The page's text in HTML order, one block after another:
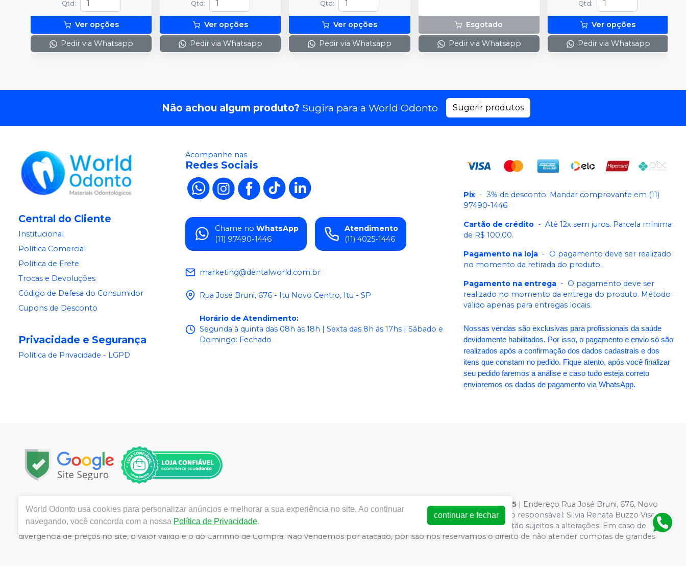
Qtd :
Ver opções
Pedir via Whatsapp
Qtd :
Ver opções
Pedir via Whatsapp
Qtd :
Ver opções
Pedir via Whatsapp
Esgotado
Pedir via Whatsapp
Qtd :
Ver opções
Pedir via Whatsapp
Não achou algum produto? Sugira para a World Odonto Sugerir produtos
Central do Cliente
Institucional
Política Comercial
Política de Frete
Trocas e Devoluções
Código de Defesa do Consumidor
Cupons de Desconto
Privacidade e Segurança
Política de Privacidade - LGPD
Acompanhe nas
Redes Sociais
Chame no WhatsApp
(11) 97490-1446
Atendimento
(11) 4025-1446
marketing@dentalworld.com.br
Rua José Bruni, 676 - Itu Novo Centro, Itu - SP
Horário de Atendimento:
Segunda à quinta das 08h às 18h | Sexta das 8h ás 17hs | Sábado e
Domingo: Fechado
Pix - 3% de desconto. Mandar comprovante em (11)
97490-1446
Cartão de crédito - Até 12x sem juros. Parcela mínima
de R$ 100,00.
Pagamento na loja - O pagamento deve ser realizado
no momento da retirada do produto.
Pagamento na entrega - O pagamento deve ser
realizado no momento da entrega do produto. Método
válido apenas para entregas locais.
Nossas vendas são exclusivas para profissionais da saúde
devidamente habilitados. Por isso, o pagamento e envio só são
realizados após a confirmação dos dados cadastrais e dos
itens que constam no pedido. Fique atento, após você finalizar
seu pedido faremos a análise e caso tudo esteja correto
enviaremos os dados de pagamento via WhatsApp.
Copyright © 2025 | Todos os direitos reservados | www.dentalworld.com.br | World Odonto & Med Eireli | CNPJ:03.454.363.0001-95 | Endereço Rua José Bruni, 676, Novo
Centro, Itu / SP | Autorizações de Funcionamento ANVISA - Medicamentos: 25352026619/2014-15 (AFE medicamentos) - Farmacêutico responsável: Silvia Renata Buzzo Visentin
Catozzi - CRF/SP 24.419 | Política de Privacidade e Segurança - Fotos meramente ilustrativas - Os preços e condições da loja virtual estão sujeitos a alterações. Em caso de
divergência de preços no site, o valor válido é o do Carrinho de Compra. Não vendemos por atacado, por isso nos reservamos o direito de não atender compras de grandes
World Odonto usa cookies para personalizar anúncios e melhorar a sua experiência no site. Ao continuar
navegando, você concorda com a nossa Política de Privacidade.
continuar e fechar